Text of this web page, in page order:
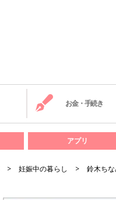
お金・手続き
アプリ
妊娠中の暮らし 鈴木ち